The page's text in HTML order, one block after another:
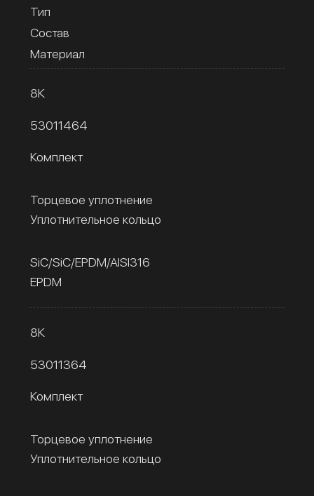
Тип
Состав
Материал
8К
53011464
Комплект
Торцевое уплотнение
Уплотнительное кольцо
SiC/SiC/EPDM/AISI316
EPDM
8К
53011364
Комплект
Торцевое уплотнение
Уплотнительное кольцо